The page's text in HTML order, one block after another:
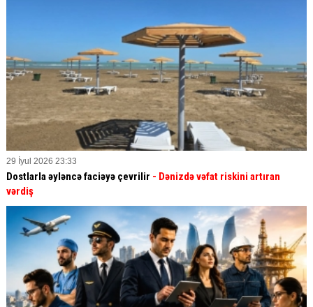
29 İyul 2026 23:33
Dostlarla əyləncə faciəyə çevrilir - Dənizdə vəfat riskini artıran
vərdiş